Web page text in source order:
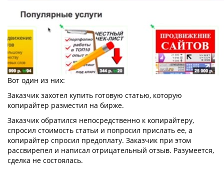
Вот один из них:
Заказчик захотел купить готовую статью, которую
копирайтер разместил на бирже.
Заказчик обратился непосредственно к копирайтеру,
спросил стоимость статьи и попросил прислать ее, а
копирайтер спросил предоплату. Заказчик при этом
рассвирепел и написал отрицательный отзыв. Разумеется,
сделка не состоялась.